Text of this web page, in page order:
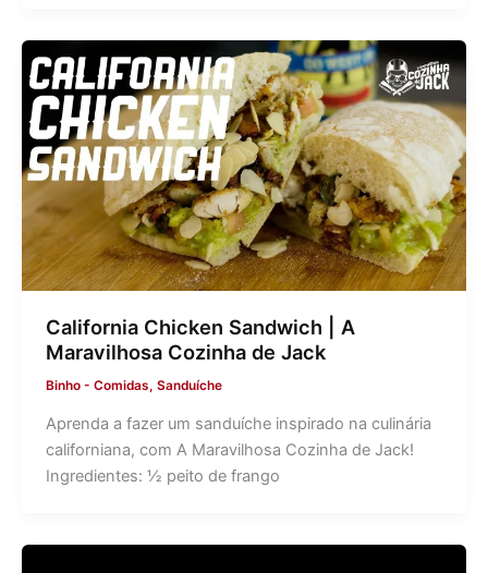
California Chicken Sandwich | A
Maravilhosa Cozinha de Jack
Binho - Comidas, Sanduíche
Aprenda a fazer um sanduíche inspirado na culinária
californiana, com A Maravilhosa Cozinha de Jack!
Ingredientes: ½ peito de frango